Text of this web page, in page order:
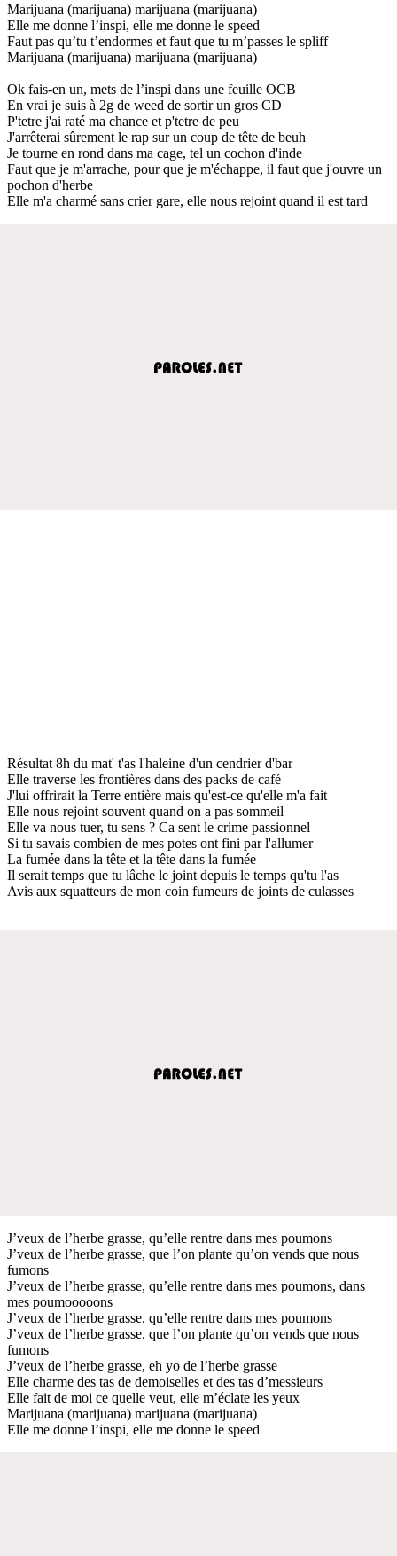
Marijuana (marijuana) marijuana (marijuana)
Elle me donne l’inspi, elle me donne le speed
Faut pas qu’tu t’endormes et faut que tu m’passes le spliff
Marijuana (marijuana) marijuana (marijuana)
Ok fais-en un, mets de l’inspi dans une feuille OCB
En vrai je suis à 2g de weed de sortir un gros CD
P'tetre j'ai raté ma chance et p'tetre de peu
J'arrêterai sûrement le rap sur un coup de tête de beuh
Je tourne en rond dans ma cage, tel un cochon d'inde
Faut que je m'arrache, pour que je m'échappe, il faut que j'ouvre un
pochon d'herbe
Elle m'a charmé sans crier gare, elle nous rejoint quand il est tard
Résultat 8h du mat' t'as l'haleine d'un cendrier d'bar
Elle traverse les frontières dans des packs de café
J'lui offrirait la Terre entière mais qu'est-ce qu'elle m'a fait
Elle nous rejoint souvent quand on a pas sommeil
Elle va nous tuer, tu sens ? Ca sent le crime passionnel
Si tu savais combien de mes potes ont fini par l'allumer
La fumée dans la tête et la tête dans la fumée
Il serait temps que tu lâche le joint depuis le temps qu'tu l'as
Avis aux squatteurs de mon coin fumeurs de joints de culasses
J’veux de l’herbe grasse, qu’elle rentre dans mes poumons
J’veux de l’herbe grasse, que l’on plante qu’on vends que nous
fumons
J’veux de l’herbe grasse, qu’elle rentre dans mes poumons, dans
mes poumooooons
J’veux de l’herbe grasse, qu’elle rentre dans mes poumons
J’veux de l’herbe grasse, que l’on plante qu’on vends que nous
fumons
J’veux de l’herbe grasse, eh yo de l’herbe grasse
Elle charme des tas de demoiselles et des tas d’messieurs
Elle fait de moi ce quelle veut, elle m’éclate les yeux
Marijuana (marijuana) marijuana (marijuana)
Elle me donne l’inspi, elle me donne le speed